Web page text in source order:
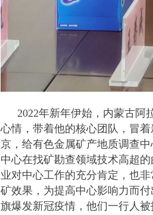
2022年新年伊始，内蒙古阿
心情，带着他的核心团队，冒
京，给有色金属矿产地质调查
中心在找矿勘查领域技术高超
业对中心工作的充分肯定，也
矿效果，为提高中心影响力而
旗爆发新冠疫情，他们一行人